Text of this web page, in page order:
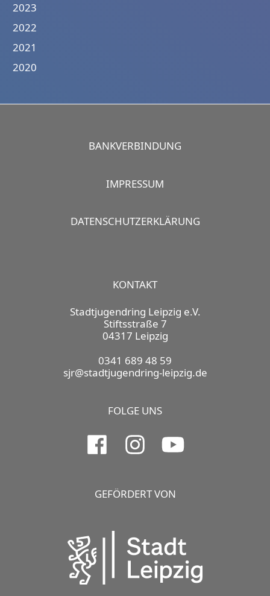
2023
2022
2021
2020
BANKVERBINDUNG
IMPRESSUM
DATENSCHUTZERKLÄRUNG
KONTAKT
Stadtjugendring Leipzig e.V.
Stiftsstraße 7
04317 Leipzig
0341 689 48 59
sjr@stadtjugendring-leipzig.de
FOLGE UNS
GEFÖRDERT VON